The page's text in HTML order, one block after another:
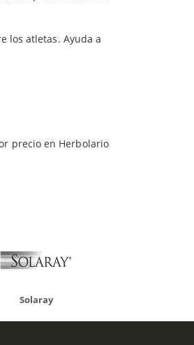
los atletas. Ayuda a
precio en Herbolario
Solaray